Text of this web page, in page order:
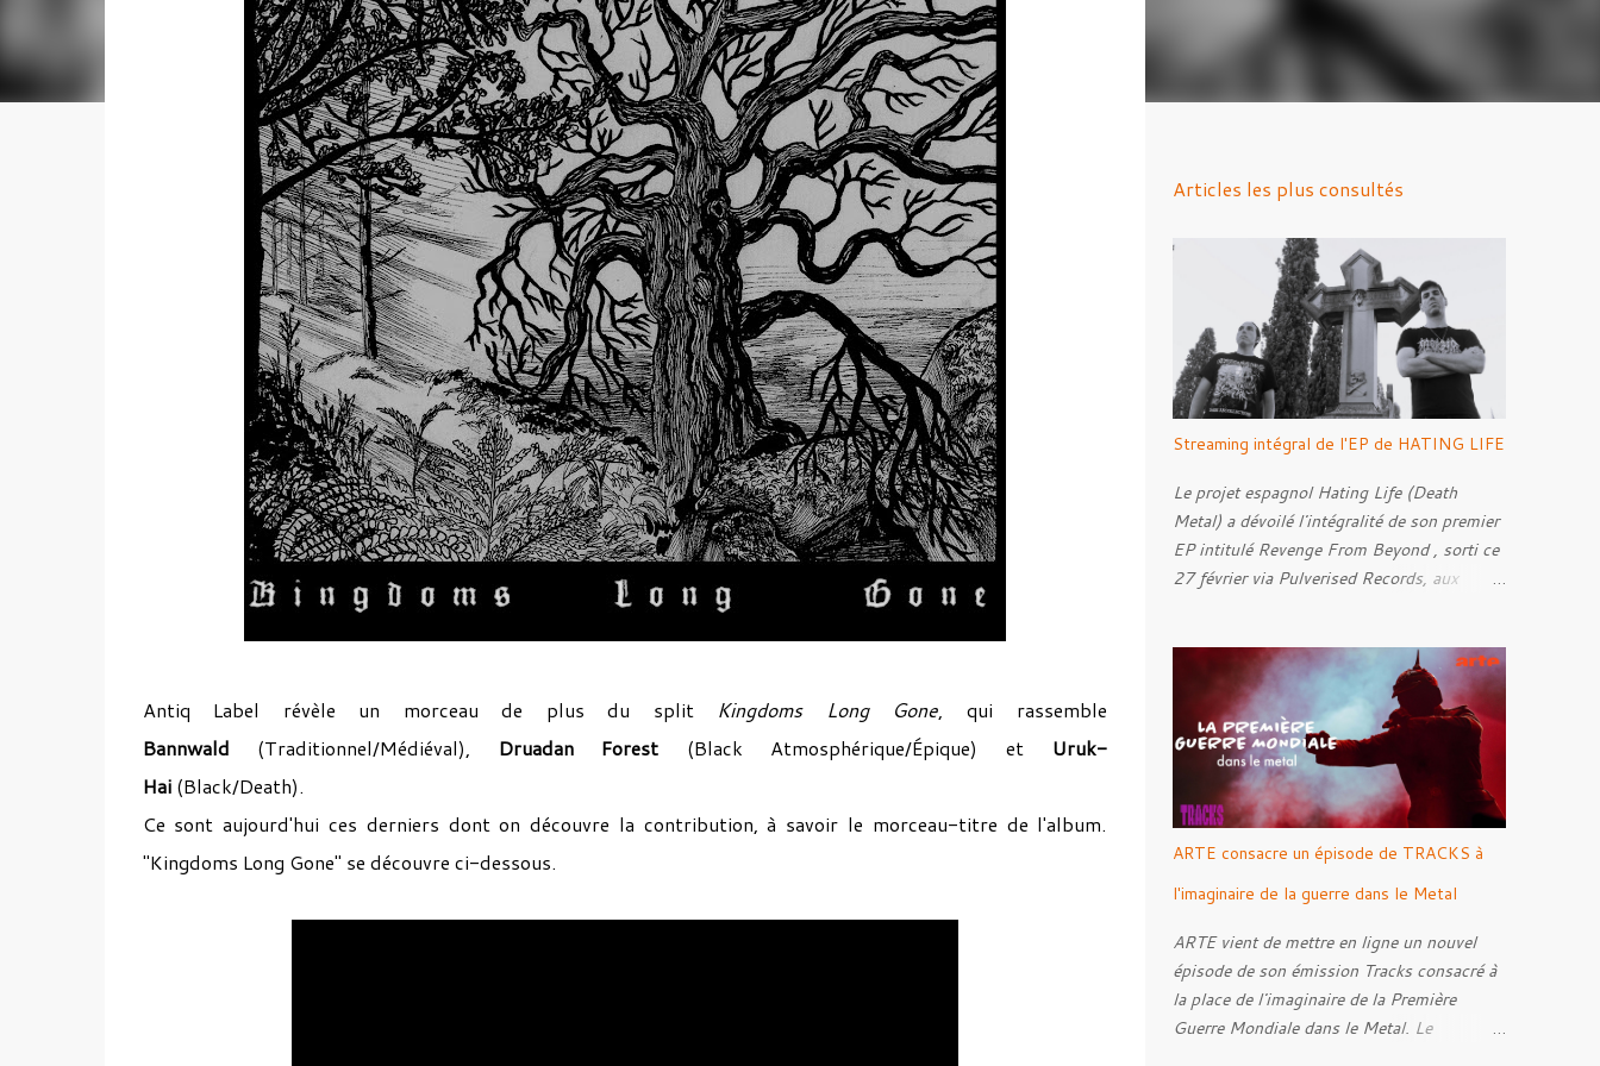
Antiq Label révèle un morceau de plus du split Kingdoms Long Gone, qui rassemble
Bannwald (Traditionnel/Médiéval), Druadan Forest (Black Atmosphérique/Épique) et Uruk-
Hai(Black/Death).
Ce sont aujourd'hui ces derniers dont on découvre la contribution, à savoir le morceau-titre de l'album.
"Kingdoms Long Gone" se découvre ci-dessous.
Articles les plus consultés
Streaming intégral de l'EP de HATING LIFE
Le projet espagnol Hating Life (Death
Metal) a dévoilé l'intégralité de son premier
EP intitulé Revenge From Beyond , sorti ce
27 février via Pulverised Records, aux
et mixé par Santi et l'artwork a été réalisé
par Luxi Lahtinen. Tracklist: 01. Into The
Grave 02. The Eternal Embrace 03. A
Somber Night 04. Rebellion Against The
Vile 05. Revenge From Beyond 06. The
Sense Of Fear
ARTE consacre un épisode de TRACKS à
l'imaginaire de la guerre dans le Metal
ARTE vient de mettre en ligne un nouvel
épisode de son émission Tracks consacré à
la place de l'imaginaire de la Première
Guerre Mondiale dans le Metal. Le